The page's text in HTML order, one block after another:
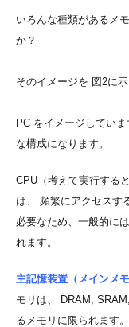
いろんな種類があるメ
か？
そのイメージを 図2に示
PC をイメージしてい
な構成になります。
CPU（考えて実行する
は、 頻繁にアクセスす
必要なため、一般的に
れます。
主記憶装置（メインメ
モリは、 DRAM,
るメモリに限られます。